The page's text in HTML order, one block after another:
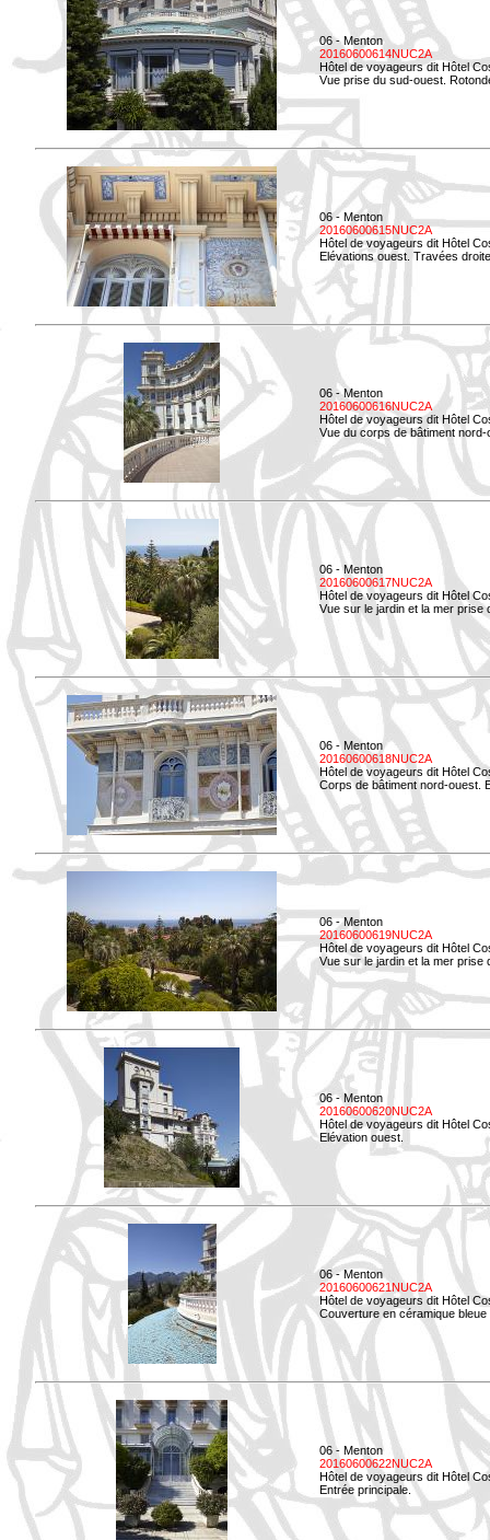
06 - Menton
20160600614NUC2A
Hôtel de voyageurs dit Hôtel
Vue prise du sud-ouest.
06 - Menton
20160600615NUC2A
Hôtel de voyageurs dit Hôtel
Elévations ouest. Travées
06 - Menton
20160600616NUC2A
Hôtel de voyageurs dit Hôtel
Vue du corps de bâtiment
06 - Menton
20160600617NUC2A
Hôtel de voyageurs dit Hôtel
Vue sur le jardin et la mer prise
06 - Menton
20160600618NUC2A
Hôtel de voyageurs dit Hôtel
Corps de bâtiment nord-ouest.
06 - Menton
20160600619NUC2A
Hôtel de voyageurs dit Hôtel
Vue sur le jardin et la mer prise
06 - Menton
20160600620NUC2A
Hôtel de voyageurs dit Hôtel
Elévation ouest.
06 - Menton
20160600621NUC2A
Hôtel de voyageurs dit Hôtel
Couverture en céramique
06 - Menton
20160600622NUC2A
Hôtel de voyageurs dit Hôtel
Entrée principale.